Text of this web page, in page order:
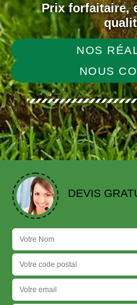
Prix forfaitaire,
NOS
NOUS
DEVIS